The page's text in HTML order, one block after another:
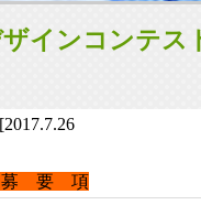
インコンテス
要 項